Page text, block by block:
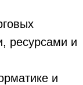
ресурсами и
и